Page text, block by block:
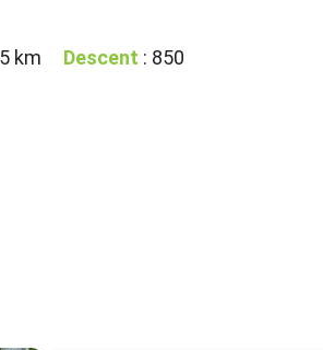
km Descent : 850